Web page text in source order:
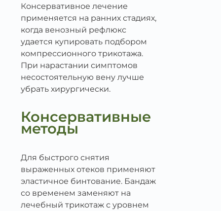
Консервативное лечение
применяется на ранних стадиях,
когда венозный рефлюкс
удается купировать подбором
компрессионного трикотажа.
При нарастании симптомов
несостоятельную вену лучше
убрать хирургически.
Консервативные
методы
Для быстрого снятия
выраженных отеков применяют
эластичное бинтование. Бандаж
со временем заменяют на
лечебный трикотаж с уровнем